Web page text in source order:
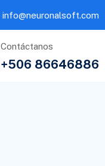
info@neuronalsoft.com
Contáctanos
+506 86646886